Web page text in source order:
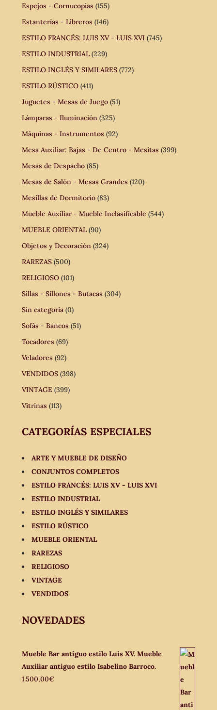
Espejos - Cornucopias (155)
Estanterías - Libreros (146)
ESTILO FRANCÉS: LUIS XV - LUIS XVI (745)
ESTILO INDUSTRIAL (229)
ESTILO INGLÉS Y SIMILARES (772)
ESTILO RÚSTICO (411)
Juguetes - Mesas de Juego (51)
Lámparas - Iluminación (325)
Máquinas - Instrumentos (92)
Mesa Auxiliar: Bajas - De Centro - Mesitas (399)
Mesas de Despacho (85)
Mesas de Salón - Mesas Grandes (120)
Mesillas de Dormitorio (83)
Mueble Auxiliar - Mueble Inclasificable (544)
MUEBLE ORIENTAL (90)
Objetos y Decoración (324)
RAREZAS (500)
RELIGIOSO (101)
Sillas - Sillones - Butacas (304)
Sin categoría (0)
Sofás - Bancos (51)
Tocadores (69)
Veladores (92)
VENDIDOS (398)
VINTAGE (399)
Vitrinas (113)
CATEGORÍAS ESPECIALES
ARTE Y MUEBLE DE DISEÑO
CONJUNTOS COMPLETOS
ESTILO FRANCÉS: LUIS XV - LUIS XVI
ESTILO INDUSTRIAL
ESTILO INGLÉS Y SIMILARES
ESTILO RÚSTICO
MUEBLE ORIENTAL
RAREZAS
RELIGIOSO
VINTAGE
VENDIDOS
NOVEDADES
Mueble Bar antiguo estilo Luis XV. Mueble
Auxiliar antiguo estilo Isabelino Barroco.
1.500,00€